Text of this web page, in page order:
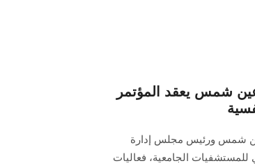
شمس يعقد المؤتمر
عين شمس ورئيس مجلس إدارة
الجامعية، فعاليات